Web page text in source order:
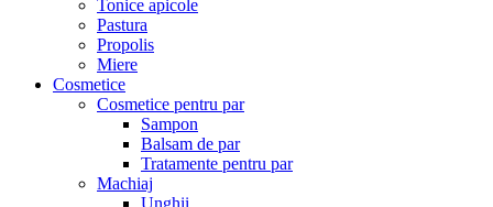
Tonice apicole
Pastura
Propolis
Miere
Cosmetice
Cosmetice pentru par
Sampon
Balsam de par
Tratamente pentru par
Machiaj
Unghii